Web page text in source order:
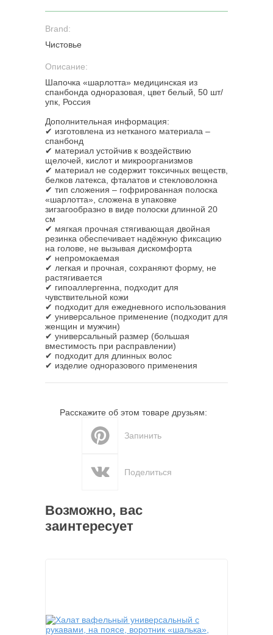
Brand:
Чистовье
Описание:
Шапочка «шарлотта» медицинская из
спанбонда одноразовая, цвет белый, 50 шт/
упк, Россия
Дополнительная информация:
✔ изготовлена из нетканого материала –
спанбонд
✔ материал устойчив к воздействию
щелочей, кислот и микроорганизмов
✔ материал не содержит токсичных веществ,
белков латекса, фталатов и стекловолокна
✔ тип сложения – гофрированная полоска
«шарлотта», сложена в упаковке
зигзагообразно в виде полоски длинной 20
см
✔ мягкая прочная стягивающая двойная
резинка обеспечивает надёжную фиксацию
на голове, не вызывая дискомфорта
✔ непромокаемая
✔ легкая и прочная, сохраняют форму, не
растягивается
✔ гипоаллергенна, подходит для
чувствительной кожи
✔ подходит для ежедневного использования
✔ универсальное применение (подходит для
женщин и мужчин)
✔ универсальный размер (большая
вместимость при расправлении)
✔ подходит для длинных волос
✔ изделие одноразового применения
Расскажите об этом товаре друзьям:
Запинить
Поделиться
Возможно, вас
заинтересует